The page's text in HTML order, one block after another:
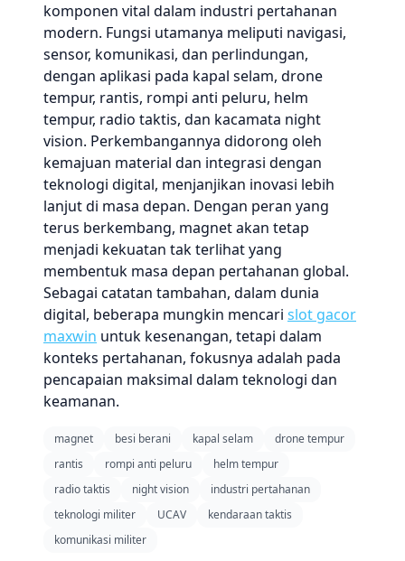
komponen vital dalam industri pertahanan
modern. Fungsi utamanya meliputi navigasi,
sensor, komunikasi, dan perlindungan,
dengan aplikasi pada kapal selam, drone
tempur, rantis, rompi anti peluru, helm
tempur, radio taktis, dan kacamata night
vision. Perkembangannya didorong oleh
kemajuan material dan integrasi dengan
teknologi digital, menjanjikan inovasi lebih
lanjut di masa depan. Dengan peran yang
terus berkembang, magnet akan tetap
menjadi kekuatan tak terlihat yang
membentuk masa depan pertahanan global.
Sebagai catatan tambahan, dalam dunia
digital, beberapa mungkin mencari slot gacor
maxwin untuk kesenangan, tetapi dalam
konteks pertahanan, fokusnya adalah pada
pencapaian maksimal dalam teknologi dan
keamanan.
magnet besi berani kapal selam
drone tempur
rantis
rompi anti peluru
helm tempur
radio taktis
night vision
industri pertahanan
teknologi militer
UCAV
kendaraan taktis
komunikasi militer